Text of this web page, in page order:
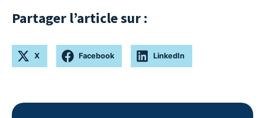
Partager l’article sur :
X Facebook LinkedIn